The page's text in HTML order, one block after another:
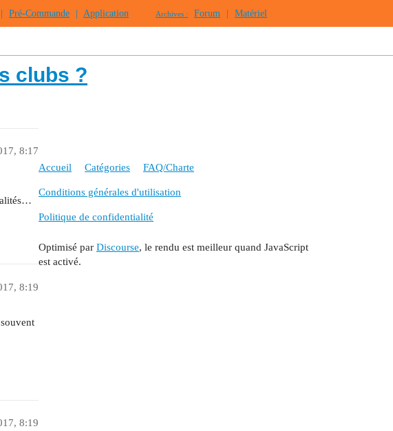
Pré-Commande Application Archives : Forum Matériel
clubs ?
8:17
8:19
8:19
Accueil Catégories FAQ/Charte
Conditions générales d'utilisation
Politique de confidentialité
Optimisé par Discourse, le rendu est meilleur quand JavaScript
est activé.